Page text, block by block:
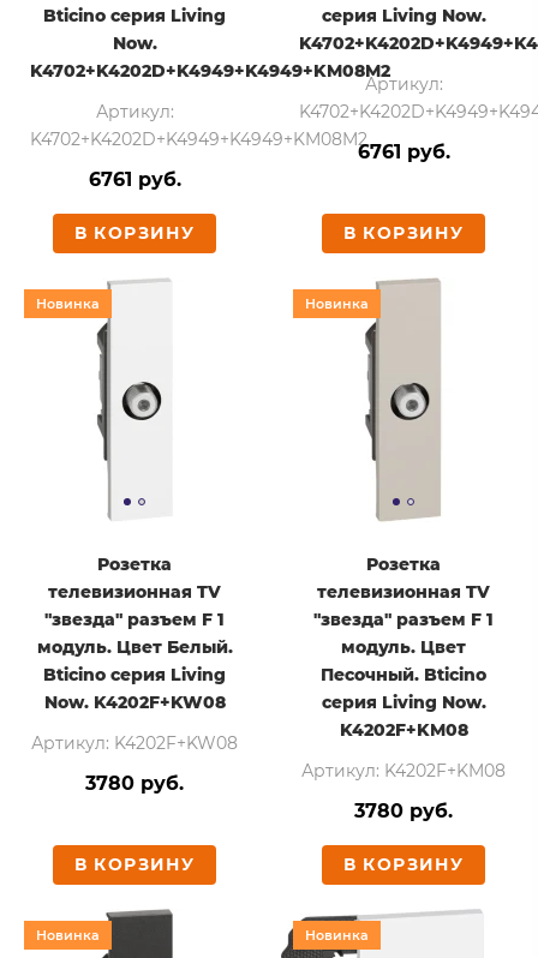
Bticino серия Living
Now.
K4702+K4202D+K4949+K4949+KM08M2
Артикул:
K4702+K4202D+K4949+K4949+KM08M2
6761 руб.
В КОРЗИНУ
серия Living Now.
Артикул:
6761 руб.
В КОРЗИНУ
Новинка
Розетка
телевизионная TV
"звезда" разъем F 1
модуль. Цвет Белый.
Bticino серия Living
Now. K4202F+KW08
Артикул: K4202F+KW08
3780 руб.
В КОРЗИНУ
Новинка
Розетка
телевизионная TV
"звезда" разъем F 1
модуль. Цвет
Песочный. Bticino
серия Living Now.
K4202F+KM08
Артикул: K4202F+KM08
3780 руб.
В КОРЗИНУ
Новинка Новинка